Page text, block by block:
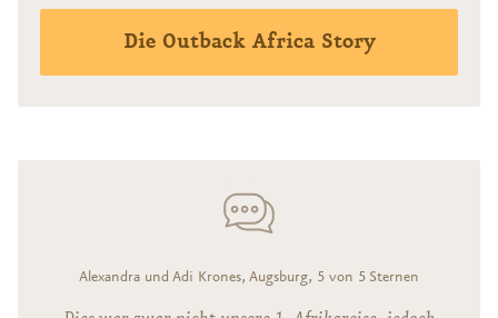
Die Outback Africa Story
Alexandra und Adi Krones, Augsburg, 5 von 5 Sternen